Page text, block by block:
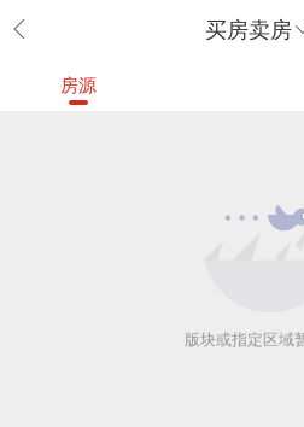
买房卖房
房源
版块或指定区域